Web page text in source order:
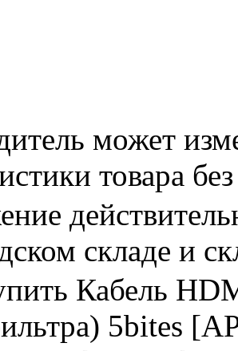
может
товара
складе и
Кабель
5bites